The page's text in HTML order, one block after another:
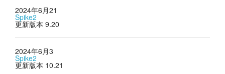
2024年6月21
Spike2
更新版本 9.20
2024年6月3
Spike2
更新版本 10.21